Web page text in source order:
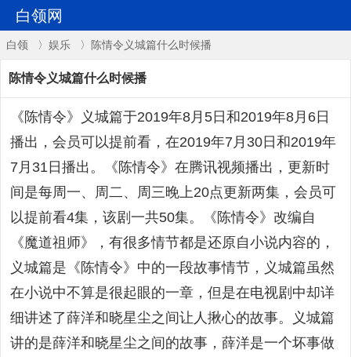
白领网
白领 〉 娱乐 〉陈情令义城篇什么时候播
陈情令义城篇什么时候播
《陈情令》义城篇于2019年8月5日和2019年8月6日
播出，会员可以提前看，在2019年7月30日和2019年
7月31日播出。《陈情令》在腾讯视频播出，更新时
间是每周一、周二、周三晚上20点更新两集，会员可
以提前看4集，该剧一共50集。《陈情令》改编自
《魔道祖师》，有很多情节都是还原自小说内容的，
义城篇是《陈情令》中的一段故事情节，义城篇虽然
在小说中不算是很起眼的一章，但是在电视剧中却详
细讲述了薛洋和晓星尘之间让人揪心的故事。义城篇
讲的是薛洋和晓星尘之间的故事，薛洋是一个坏事做